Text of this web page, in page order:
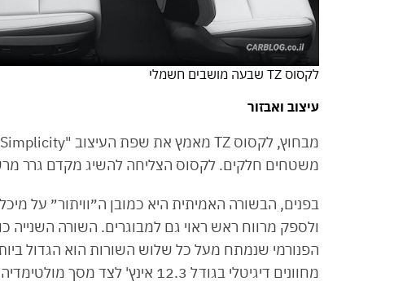
לקסוס TZ שבעה מושבים חשמלי
עיצוב ואבזור
משטחים חלקים. לקסוס הצליחה להשיג מקדם גרר מרשים של 0.27 – נתון די מרשים
בפנים, הבשורה האמיתית היא כמובן ה״וויתור״ על
ולספק מרווח ראש ראוי גם למבוגרים. השורה
הפנורמי שנמתח מעל כל שלוש השורות הוא הגדול
מחוונים דיגיטלי בגודל 12.3 אינץ' לצד מסך מולטימדיה בגודל 14 אינץ'.